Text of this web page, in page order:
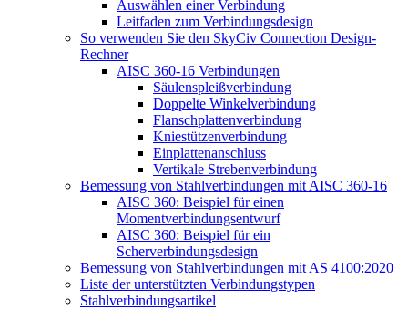
Auswählen einer Verbindung
Leitfaden zum Verbindungsdesign
So verwenden Sie den SkyCiv Connection Design-
Rechner
AISC 360-16 Verbindungen
Säulenspleißverbindung
Doppelte Winkelverbindung
Flanschplattenverbindung
Kniestützenverbindung
Einplattenanschluss
Vertikale Strebenverbindung
Bemessung von Stahlverbindungen mit AISC 360-16
AISC 360: Beispiel für einen
Momentverbindungsentwurf
AISC 360: Beispiel für ein
Scherverbindungsdesign
Bemessung von Stahlverbindungen mit AS 4100:2020
Liste der unterstützten Verbindungstypen
Stahlverbindungsartikel